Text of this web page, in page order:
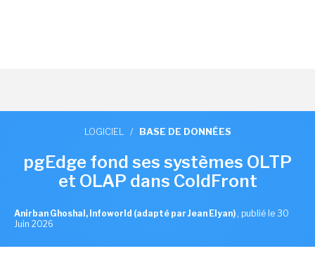
LOGICIEL / BASE DE DONNÉES
pgEdge fond ses systèmes OLTP
et OLAP dans ColdFront
Anirban Ghoshal, Infoworld (adapté par Jean Elyan) , publié le 30
Juin 2026